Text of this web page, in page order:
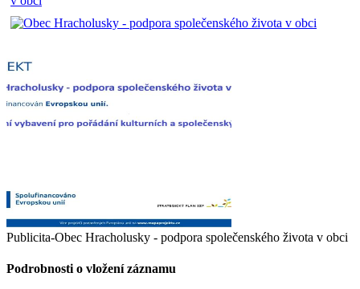
Publicita-Obec Hracholusky - podpora společenského života v obci
Podrobnosti o vložení záznamu